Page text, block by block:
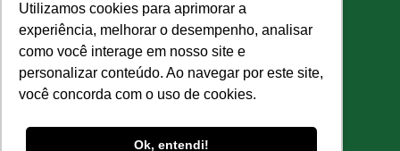
Utilizamos cookies para aprimorar a
experiência, melhorar o desempenho, analisar
como você interage em nosso site e
personalizar conteúdo. Ao navegar por este site,
você concorda com o uso de cookies.
Ok, entendi!
REDES SOCIAIS
reservados.